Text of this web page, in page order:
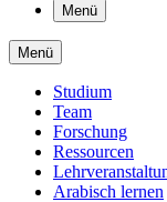
Menü
Menü
Studium
Team
Forschung
Ressourcen
Arabisch lernen